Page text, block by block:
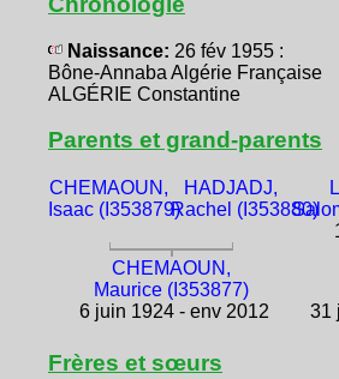
Naissance: 26 fév 1955 :
Bône-Annaba Algérie Française
ALGÉRIE Constantine
Parents et grand-parents
CHEMAOUN,
Isaac (I353879)
HADJADJ,
Rachel (I353880)
CHEMAOUN,
Maurice (I353877)
6 juin 1924 - env 2012
31
Frères et sœurs